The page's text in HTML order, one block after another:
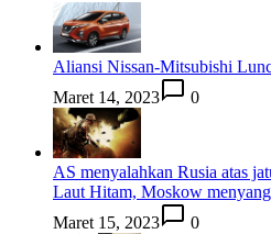
Aliansi Nissan-Mitsubishi
Maret 14, 2023
0
AS menyalahkan Rusia atas
Laut Hitam, Moskow
Maret 15, 2023
0